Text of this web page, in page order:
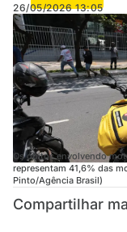
26/05/2026 13:05
Os óbitos envolvendo
representam 41,6% das
Pinto/Agência Brasil)
Compartilhar